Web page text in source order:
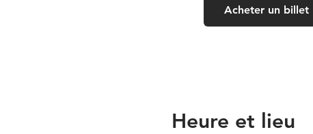
Acheter un billet
Heure et lieu